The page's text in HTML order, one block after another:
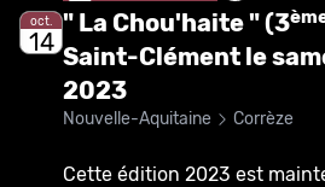
oct.
14
" La Chou'haite " (3
Saint-Clément le
2023
Nouvelle-Aquitaine Corrèze
Cette édition 2023 est